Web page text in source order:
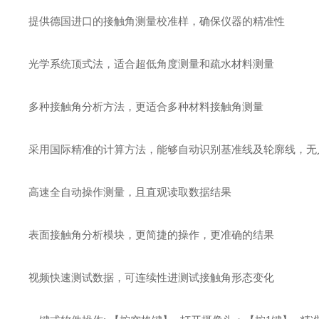
提供德国进口的接触角测量校准样，确保仪器的精准性
光学系统顶式法，适合超低角度测量和疏水材料测量
多种接触角分析方法，更适合多种材料接触角测量
采用国际精准的计算方法，能够自动识别基准线及轮廓线，
高速全自动操作测量，且直观读取数据结果
表面接触角分析模块，更简捷的操作，更准确的结果
视频快速测试数据，可连续性进测试接触角形态变化